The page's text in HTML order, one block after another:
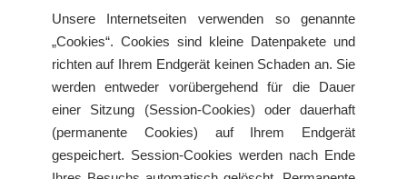
Unsere Internetseiten verwenden so genannte
„Cookies“. Cookies sind kleine Datenpakete und
richten auf Ihrem Endgerät keinen Schaden an. Sie
werden entweder vorübergehend für die Dauer
einer Sitzung (Session-Cookies) oder dauerhaft
(permanente Cookies) auf Ihrem Endgerät
gespeichert. Session-Cookies werden nach Ende